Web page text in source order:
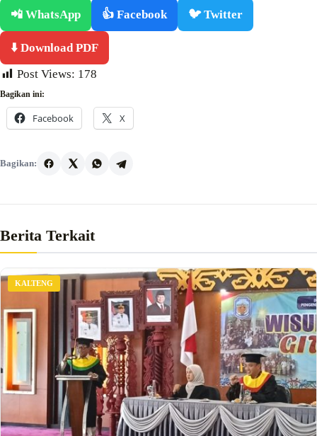
📲 WhatsApp 👍 Facebook 🐦 Twitter
⬇️ Download PDF
Post Views: 178
Bagikan ini:
Facebook X
Bagikan:
Berita Terkait
KALTENG